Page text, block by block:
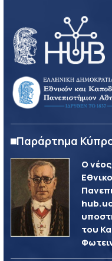
Παράρτημα
Ο
του